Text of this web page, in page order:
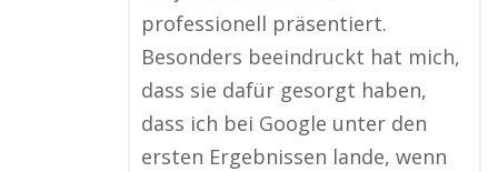
professionell präsentiert.
Besonders beeindruckt hat mich,
dass sie dafür gesorgt haben,
dass ich bei Google unter den
ersten Ergebnissen lande, wenn